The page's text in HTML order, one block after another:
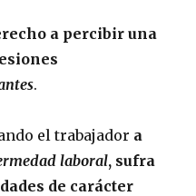
a percibir una
.
el trabajador a
laboral, sufra
de carácter